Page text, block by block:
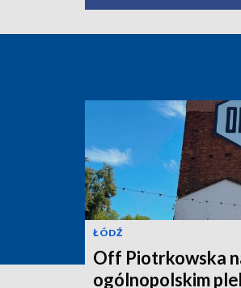
ŁÓDŹ
Off Piotrkowska
ogólnopolskim